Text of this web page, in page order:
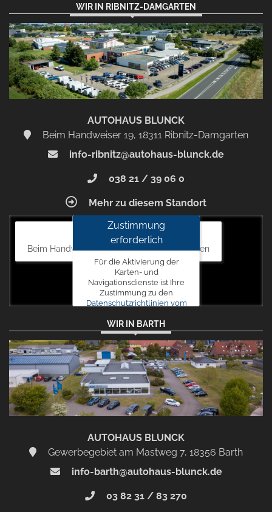
WIR IN RIBNITZ-DAMGARTEN
AUTOHAUS BLUNCK
Beim Handweiser 19, 18311 Ribnitz-Damgarten
info-ribnitz@autohaus-blunck.de
038 21 / 39 06 0
Mehr zu diesem Standort
Autohaus Blunck
Beim Handweiser 19, 18311 Ribnitz-Damgarten
Zustimmung
erforderlich
Für die Aktivierung der
Karten- und
Navigationsdienste ist Ihre
Zustimmung zu den
Datenschutzrichtlinien vom
erforderlich.
Zustimmen
und
aktivieren
WIR IN BARTH
AUTOHAUS BLUNCK
Gewerbegebiet am Mastweg 7, 18356 Barth
info-barth@autohaus-blunck.de
03 82 31 / 83 270